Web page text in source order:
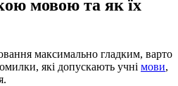
мовою та як їх
максимально гладким, варто
які допускають учні мови,